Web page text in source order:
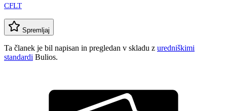
CFLT
Spremljaj
Ta članek je bil napisan in pregledan v skladu z uredniškimi
standardi Bulios.